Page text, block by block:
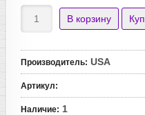
Производитель: USA
Артикул:
Наличие: 1